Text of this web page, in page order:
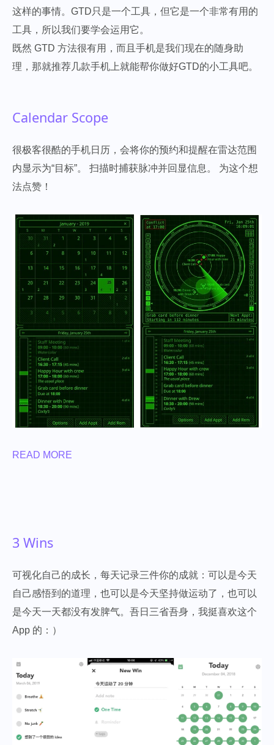
这样的事情。GTD只是一个工具，但它是一个非常有用的
工具，所以我们要学会运用它。
既然 GTD 方法很有用，而且手机是我们现在的随身助
理，那就推荐几款手机上就能帮你做好GTD的小工具吧。
Calendar Scope
很极客很酷的手机日历，会将你的预约和提醒在雷达范围
内显示为“目标”。 扫描时捕获脉冲并回显信息。 为这个想
法点赞！
READ MORE
3 Wins
可视化自己的成长，每天记录三件你的成就：可以是今天
自己感悟到的道理，也可以是今天坚持做运动了，也可以
是今天一天都没有发脾气。吾日三省吾身，我挺喜欢这个
App 的：）